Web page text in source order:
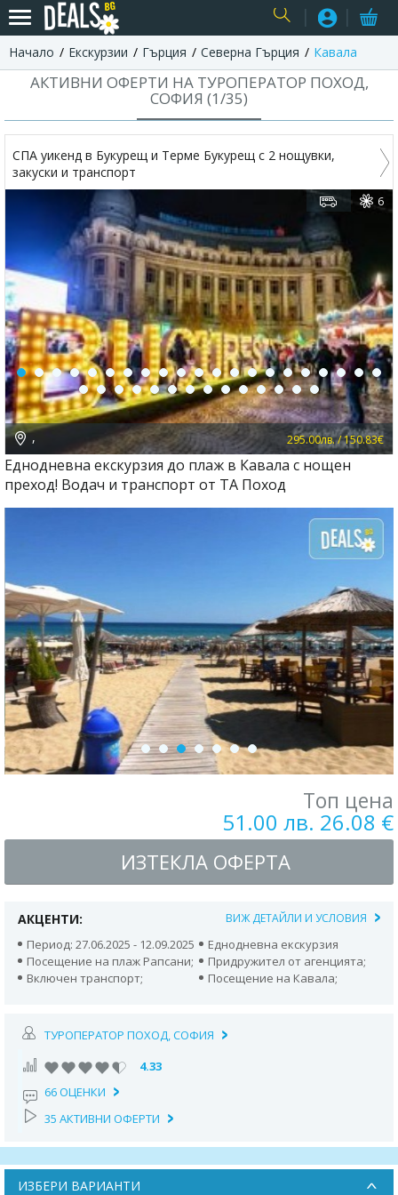
USER
Начало Екскурзии Гърция Северна Гърция Кавала
АКТИВНИ ОФЕРТИ НА ТУРОПЕРАТОР ПОХОД,
СОФИЯ (1/35)
СПА уикенд в Букурещ и Терме Букурещ с 2 нощувки,
закуски и транспорт
6
, 295.00лв. / 150.83€
Еднодневна екскурзия до плаж в Кавала с нощен
преход! Водач и транспорт от ТА Поход
Топ цена
51.00 лв. 26.08 €
ИЗТЕКЛА ОФЕРТА
АКЦЕНТИ: ВИЖ ДЕТАЙЛИ И УСЛОВИЯ
Период: 27.06.2025 - 12.09.2025
Еднодневна екскурзия
Посещение на плаж Рапсани;
Придружител от агенцията;
Включен транспорт;
Посещение на Кавала;
ТУРОПЕРАТОР ПОХОД, СОФИЯ
4.33
66 ОЦЕНКИ
35 АКТИВНИ ОФЕРТИ
ИЗБЕРИ ВАРИАНТИ